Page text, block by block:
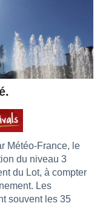
Météo-France, le
du niveau 3
du Lot, à compter
Les
souvent les 35